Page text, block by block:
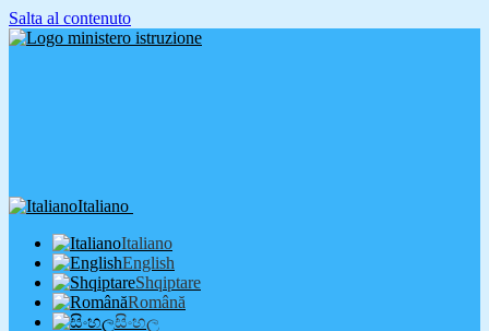
Salta al contenuto
Italiano
Italiano
English
Shqiptare
Română
සිංහල